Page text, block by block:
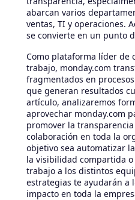
abarcan varios
ventas, TI y operaciones.
se convierte en un punto
Como plataforma líder de
trabajo, monday.com
fragmentados en
que generan resultados
artículo, analizaremos
aprovechar monday.com
promover la
colaboración en toda la
objetivo sea automatizar
la visibilidad compartida
trabajo a los distintos
estrategias te ayudarán a
impacto en toda la